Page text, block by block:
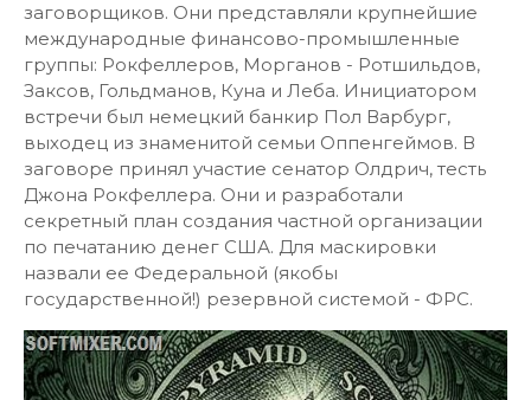
заговорщиков. Они представляли крупнейшие
международные финансово-промышленные
группы: Рокфеллеров, Морганов - Ротшильдов,
Заксов, Гольдманов, Куна и Леба. Инициатором
встречи был немецкий банкир Пол Варбург,
выходец из знаменитой семьи Оппенгеймов. В
заговоре принял участие сенатор Олдрич, тесть
Джона Рокфеллера. Они и разработали
секретный план создания частной организации
по печатанию денег США. Для маскировки
назвали ее Федеральной (якобы
государственной!) резервной системой - ФРС.